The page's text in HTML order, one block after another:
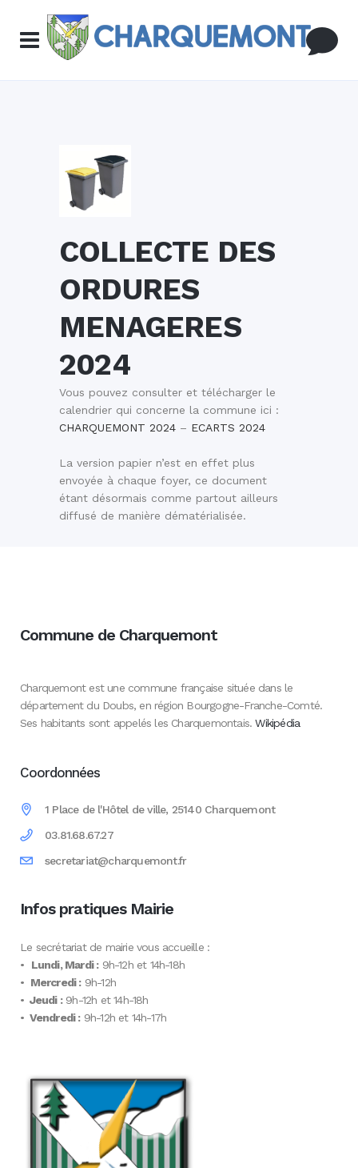
COLLECTE DES
ORDURES
MENAGERES
2024
Vous pouvez consulter et télécharger le
calendrier qui concerne la commune ici :
CHARQUEMONT 2024 – ECARTS 2024
La version papier n’est en effet plus
envoyée à chaque foyer, ce document
étant désormais comme partout ailleurs
diffusé de manière dématérialisée.
Commune de Charquemont
Charquemont est une commune française située dans le
département du Doubs, en région Bourgogne-Franche-Comté.
Ses habitants sont appelés les Charquemontais.Wikipédia
Coordonnées
1 Place de l'Hôtel de ville, 25140 Charquemont
03.81.68.67.27
secretariat@charquemont.fr
Infos pratiques Mairie
Le secrétariat de mairie vous accueille :
• Lundi, Mardi :9h-12h et 14h-18h
• Mercredi :9h-12h
• Jeudi :9h-12h et 14h-18h
• Vendredi :9h-12h et 14h-17h